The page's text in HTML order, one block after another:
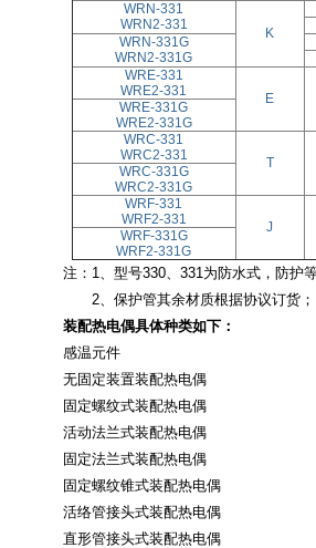
WRN-331
WRN2-331
K
WRN-331G
WRN2-331G
WRE-331
WRE2-331
E
WRE-331G
WRE2-331G
WRC-331
WRC2-331
T
WRC-331G
WRC2-331G
WRF-331
WRF2-331
J
WRF-331G
WRF2-331G
注：1、型号330、331为防水式，防护
2、保护管其余材质根据协议订货；
装配热电偶具体种类如下：
感温元件
无固定装置装配热电偶
固定螺纹式装配热电偶
活动法兰式装配热电偶
固定法兰式装配热电偶
固定螺纹锥式装配热电偶
活络管接头式装配热电偶
直形管接头式装配热电偶